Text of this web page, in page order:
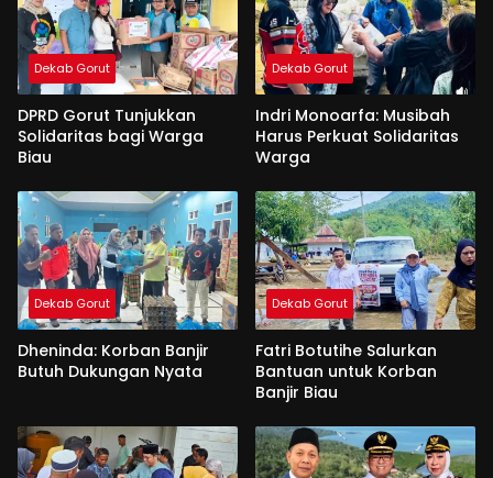
Dekab Gorut
DPRD Gorut Tunjukkan
Solidaritas bagi Warga
Biau
Dekab Gorut
Indri Monoarfa: Musibah
Harus Perkuat Solidaritas
Warga
Dekab Gorut
Dheninda: Korban Banjir
Butuh Dukungan Nyata
Dekab Gorut
Fatri Botutihe Salurkan
Bantuan untuk Korban
Banjir Biau